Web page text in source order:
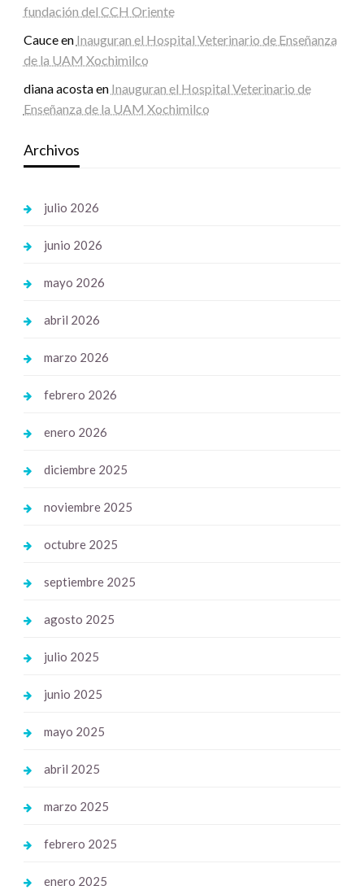
fundación del CCH Oriente
Cauceen Inauguran el Hospital Veterinario de Enseñanza
de la UAM Xochimilco
diana acostaen Inauguran el Hospital Veterinario de
Enseñanza de la UAM Xochimilco
Archivos
julio 2026
junio 2026
mayo 2026
abril 2026
marzo 2026
febrero 2026
enero 2026
diciembre 2025
noviembre 2025
octubre 2025
septiembre 2025
agosto 2025
julio 2025
junio 2025
mayo 2025
abril 2025
marzo 2025
febrero 2025
enero 2025